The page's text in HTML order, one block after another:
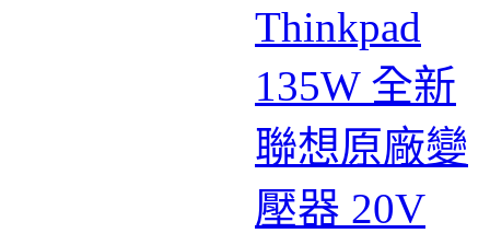
Thinkpad
135W 全新
聯想原廠變
壓器 20V